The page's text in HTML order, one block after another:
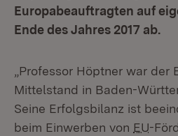
Europabeauftragten auf
Ende des Jahres 2017 ab.
„Professor Höptner war
Mittelstand in Baden-
Seine Erfolgsbilanz ist
beim Einwerben von EU-